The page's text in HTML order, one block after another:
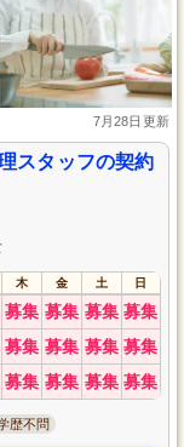
7月28日更新
スタッフの契約
木 金 土 日
募集 募集 募集 募集
募集 募集 募集 募集
募集 募集 募集 募集
歴不問